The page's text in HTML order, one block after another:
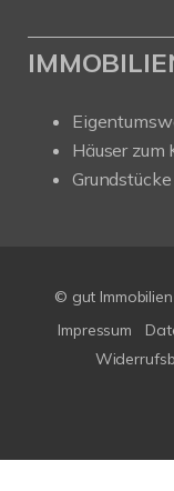
Häuser zum
Grundstücke
© gut Immobilien
Impressum